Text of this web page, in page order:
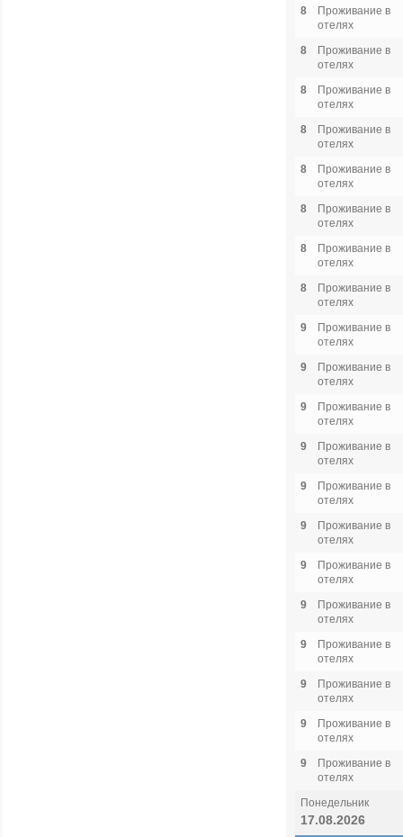
8
Проживание в
отелях
8
Проживание в
отелях
8
Проживание в
отелях
8
Проживание в
отелях
8
Проживание в
отелях
8
Проживание в
отелях
8
Проживание в
отелях
8
Проживание в
отелях
9
Проживание в
отелях
9
Проживание в
отелях
9
Проживание в
отелях
9
Проживание в
отелях
9
Проживание в
отелях
9
Проживание в
отелях
9
Проживание в
отелях
9
Проживание в
отелях
9
Проживание в
отелях
9
Проживание в
отелях
9
Проживание в
отелях
9
Проживание в
отелях
Понедельник
17.08.2026